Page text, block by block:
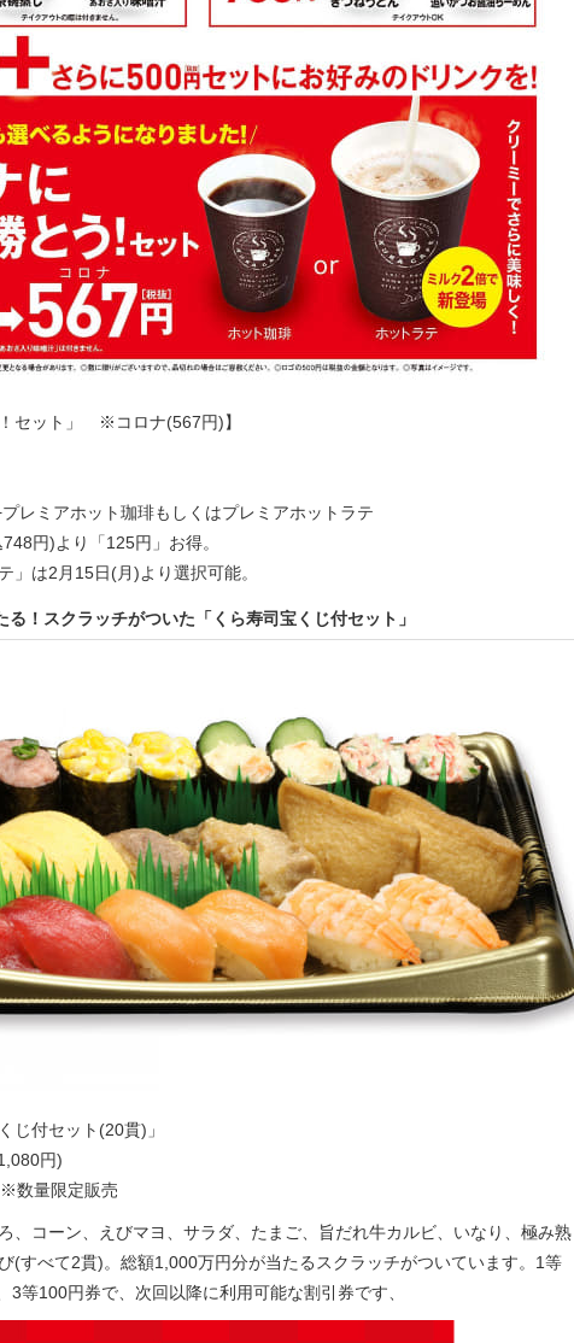
！セット」 ※コロナ(567円)】
ミアホット珈琲もしくはプレミアホットラテ
より「125円」お得。
月15日(月)より選択可能。
！スクラッチがついた「くら寿司宝くじ付セット」
付セット(20貫)」
円)
数量限定販売
、コーン、えびマヨ、サラダ、たまご、旨だれ牛カルビ、いなり、極み熟
(すべて2貫)。総額1,000万円分が当たるスクラッチがついています。1等
3等100円券で、次回以降に利用可能な割引券です、